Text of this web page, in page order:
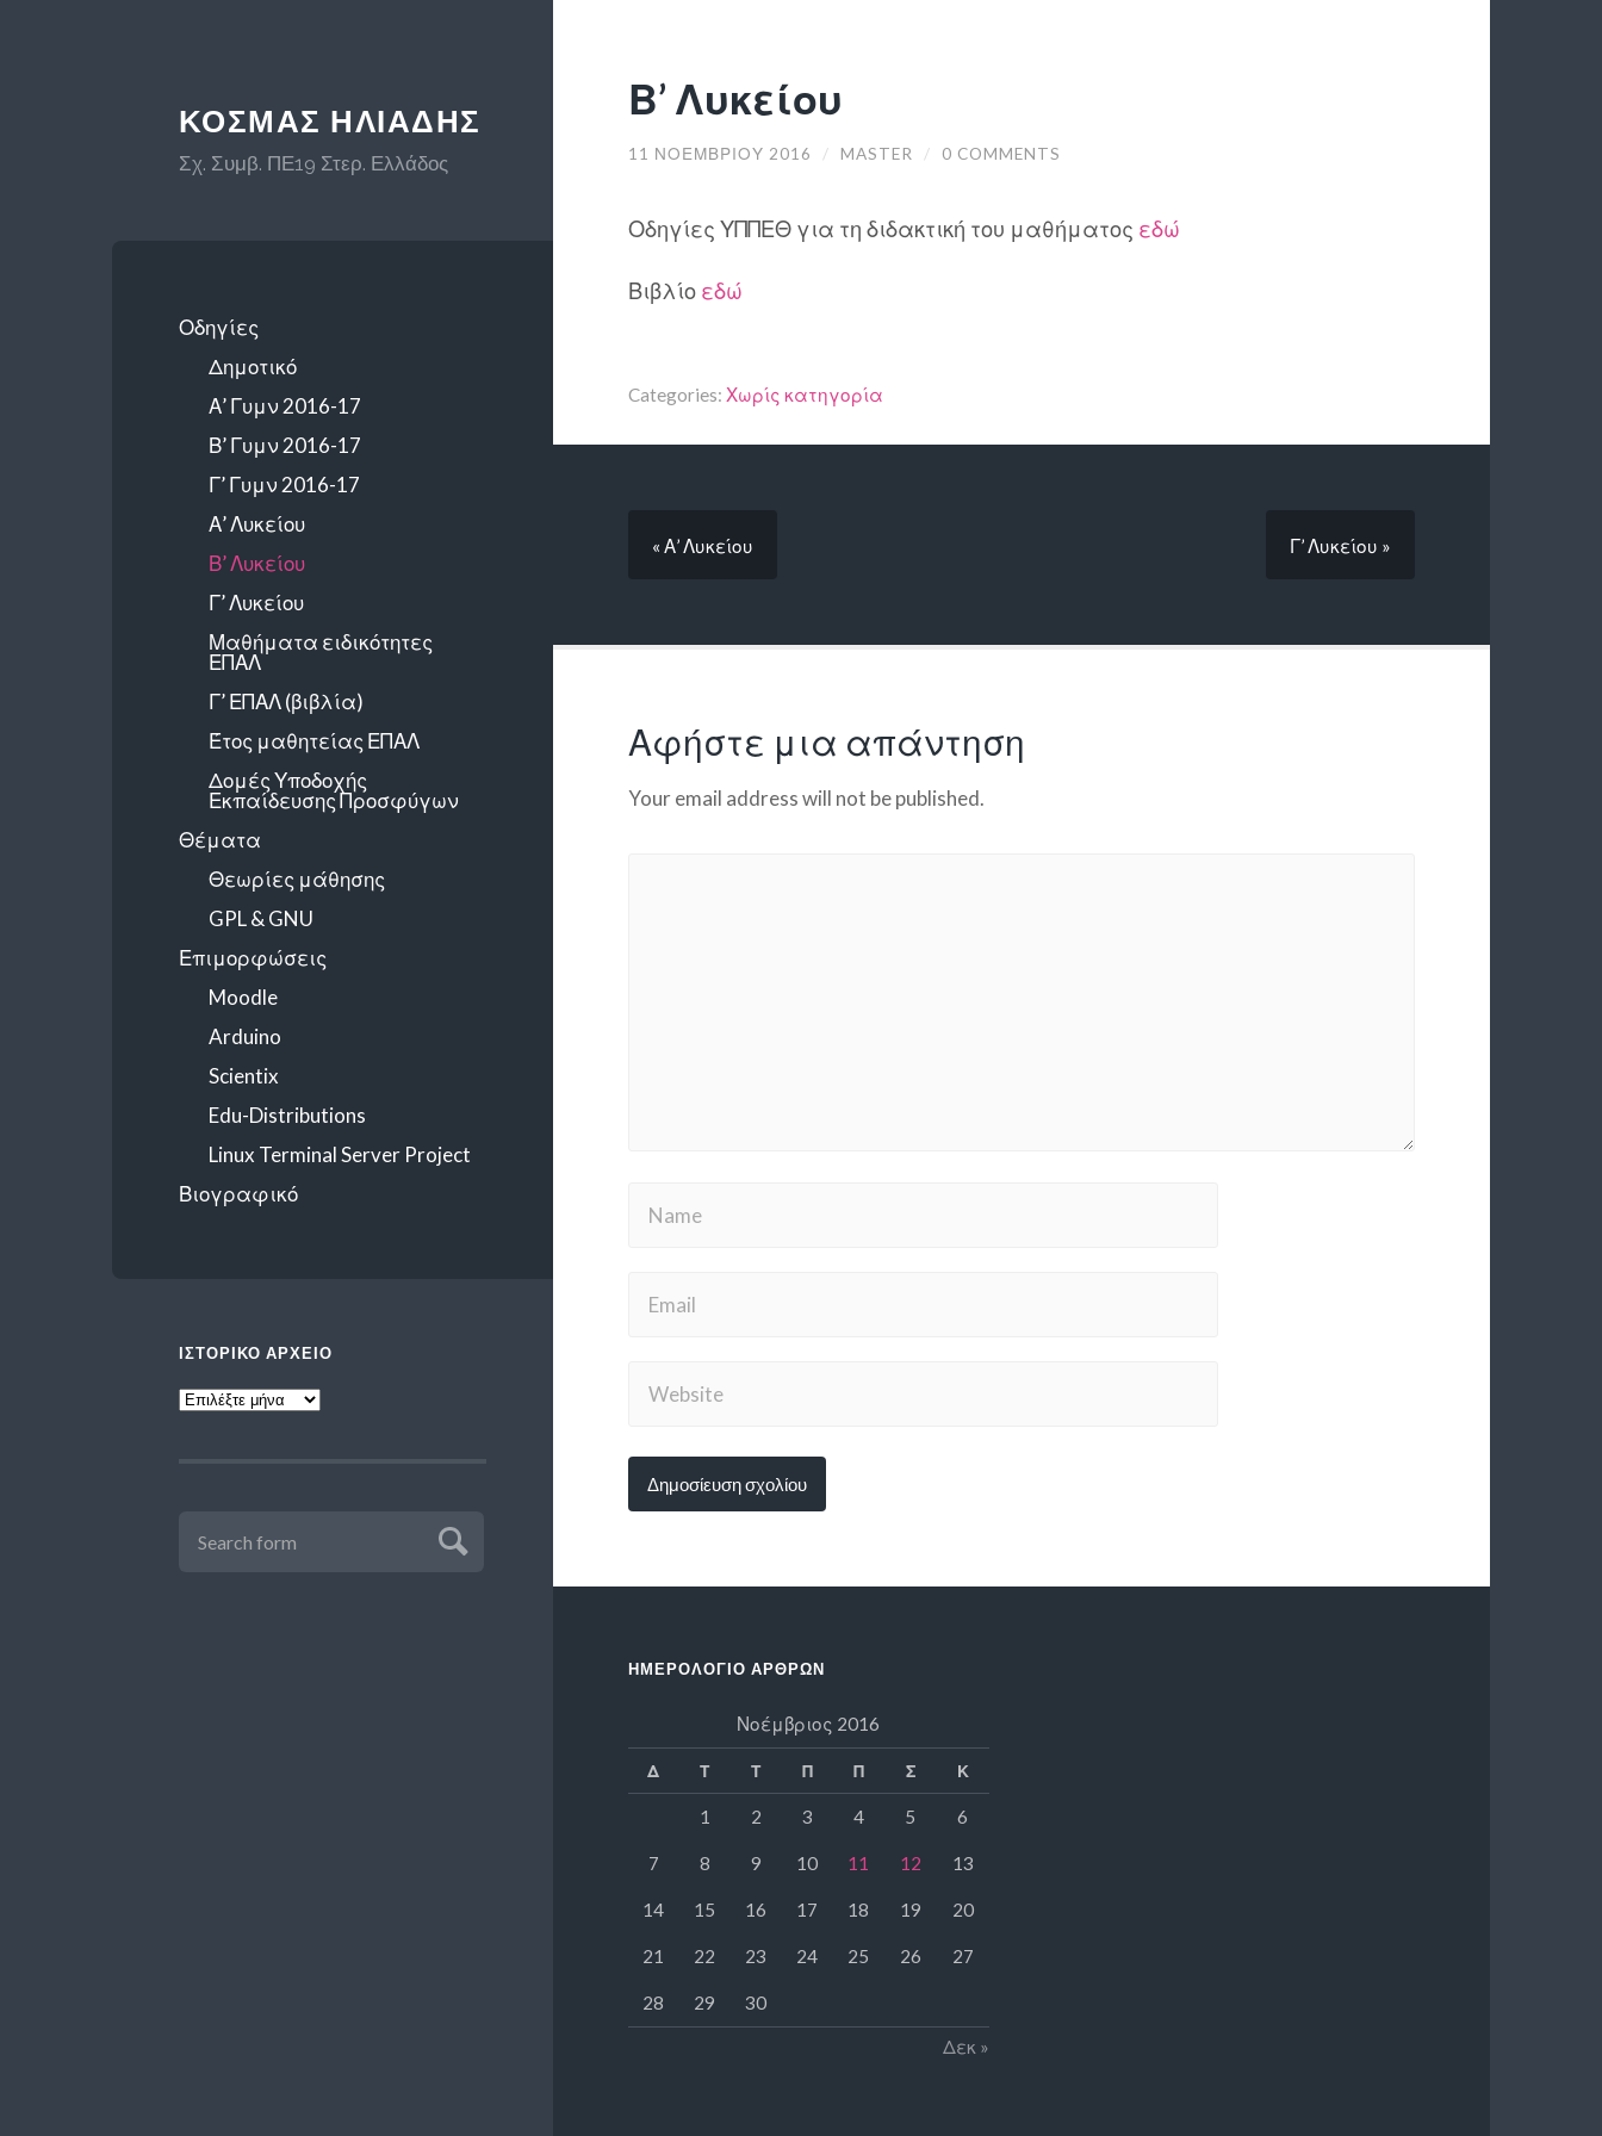
ΚΟΣΜΆΣ ΗΛΙΆΔΗΣ
Σχ. Συμβ. ΠΕ19 Στερ. Ελλάδος
Οδηγίες
Δημοτικό
Α’ Γυμν 2016-17
Β’ Γυμν 2016-17
Γ’ Γυμν 2016-17
Α’ Λυκείου
Β’ Λυκείου
Γ’ Λυκείου
Μαθήματα ειδικότητες
ΕΠΑΛ
Γ’ ΕΠΑΛ (βιβλία)
Έτος μαθητείας ΕΠΑΛ
Δομές Υποδοχής
Εκπαίδευσης Προσφύγων
Θέματα
Θεωρίες μάθησης
GPL & GNU
Επιμορφώσεις
Moodle
Arduino
Scientix
Edu-Distributions
Linux Terminal Server Project
Βιογραφικό
ΙΣΤΟΡΙΚΌ ΑΡΧΕΊΟ
Ιστορικό
αρχείο
Β’ Λυκείου
11 ΝΟΕΜΒΡΊΟΥ 2016 / MASTER / 0 COMMENTS
Οδηγίες ΥΠΠΕΘ για τη διδακτική του μαθήματος εδώ
Βιβλίο εδώ
Categories: Χωρίς κατηγορία
« Α’ Λυκείου Γ’ Λυκείου »
Αφήστε μια απάντηση
Your email address will not be published.
ΗΜΕΡΟΛΌΓΙΟ ΆΡΘΡΩΝ
Νοέμβριος 2016
Δ Τ Τ Π Π Σ Κ
Δεκ »
1 2 3 4 5 6
7 8 9 10 11 12 13
14 15 16 17 18 19 20
21 22 23 24 25 26 27
28 29 30